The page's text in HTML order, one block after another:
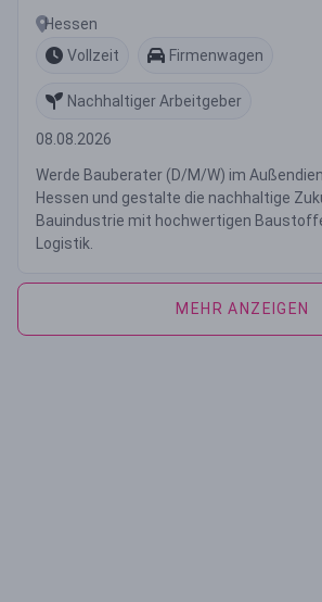
Hessen
Vollzeit
Firmenwagen
Nachhaltiger Arbeitgeber
08.08.2026
Werde Bauberater (D/M/W) im
Hessen und gestalte die nachhaltige
Bauindustrie mit hochwertigen
Logistik.
MEHR ANZEIGEN